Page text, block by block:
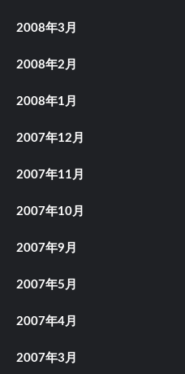
2008年3月
2008年2月
2008年1月
2007年12月
2007年11月
2007年10月
2007年9月
2007年5月
2007年4月
2007年3月